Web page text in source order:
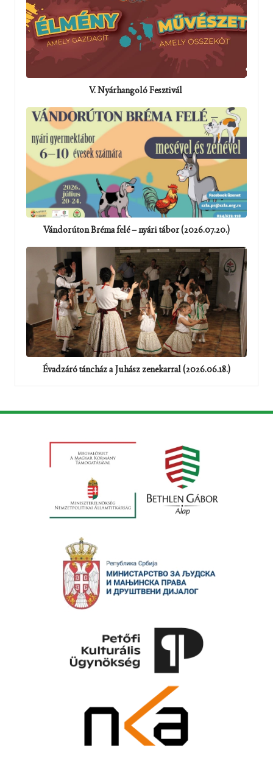
V. Nyárhangoló Fesztivál
Vándorúton Bréma felé – nyári tábor (2026.07.20.)
Évadzáró táncház a Juhász zenekarral (2026.06.18.)